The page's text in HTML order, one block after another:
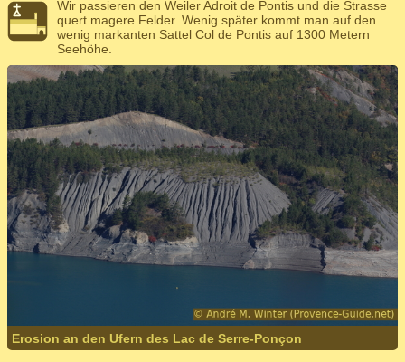
Wir passieren den Weiler Adroit de Pontis und die Strasse
quert magere Felder. Wenig später kommt man auf den
wenig markanten Sattel Col de Pontis auf 1300 Metern
Seehöhe.
Erosion an den Ufern des Lac de Serre-Ponçon